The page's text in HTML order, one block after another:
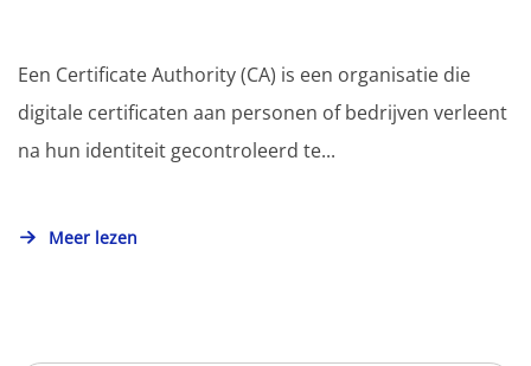
Een Certificate Authority (CA) is een organisatie die
digitale certificaten aan personen of bedrijven verleent
na hun identiteit gecontroleerd te...
Meer lezen